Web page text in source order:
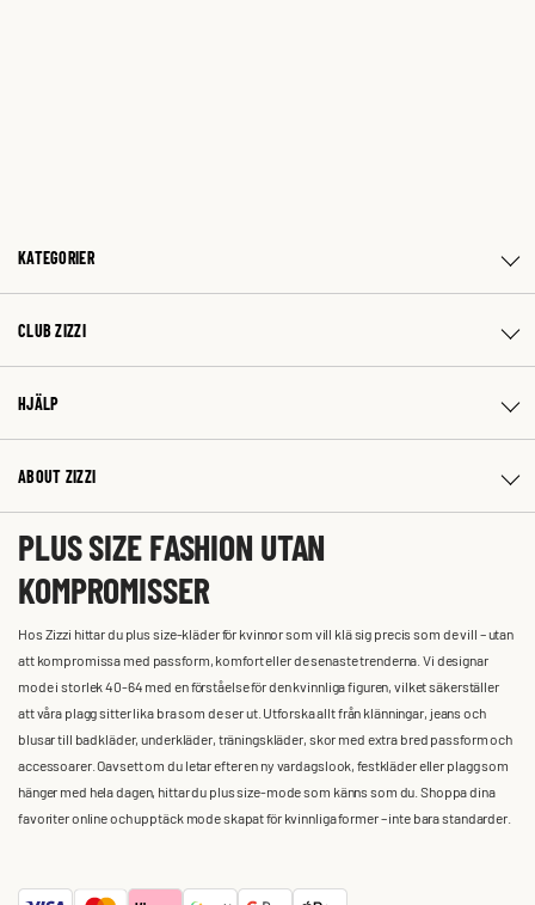
KATEGORIER
CLUB ZIZZI
HJÄLP
ABOUT ZIZZI
PLUS SIZE FASHION UTAN
KOMPROMISSER
Hos Zizzi hittar du plus size-kläder för kvinnor som vill klä sig precis som de vill – utan
att kompromissa med passform, komfort eller de senaste trenderna. Vi designar
mode i storlek 40-64 med en förståelse för den kvinnliga figuren, vilket säkerställer
att våra plagg sitter lika bra som de ser ut. Utforska allt från klänningar, jeans och
blusar till badkläder, underkläder, träningskläder, skor med extra bred passform och
accessoarer. Oavsett om du letar efter en ny vardagslook, festkläder eller plagg som
hänger med hela dagen, hittar du plus size-mode som känns som du. Shoppa dina
favoriter online och upptäck mode skapat för kvinnliga former – inte bara standarder.